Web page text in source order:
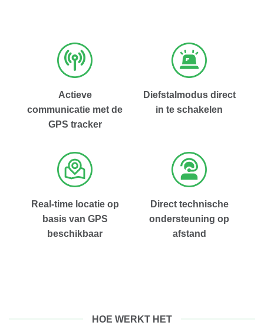
Actieve
communicatie met de
GPS tracker
Diefstalmodus direct
in te schakelen
Real-time locatie op
basis van GPS
beschikbaar
Direct technische
ondersteuning op
afstand
HOE WERKT HET